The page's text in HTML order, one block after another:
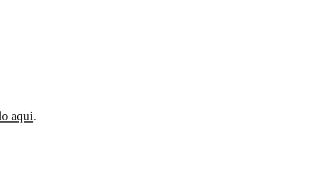
aqui.